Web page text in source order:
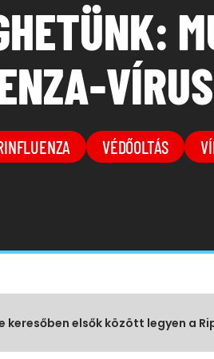
VÉDŐOLTÁS
elsők között legyen a